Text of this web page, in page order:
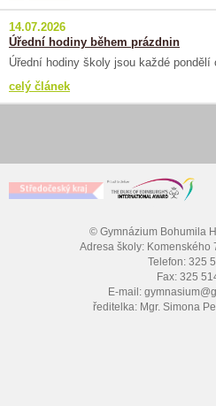
14.07.2026
Úřední hodiny během prázdnin
Úřední hodiny školy jsou každé pondělí
celý článek
© Gymnázium Bohumila
Adresa školy: Komenského
Telefon: 325
Fax: 325
E-mail:
ředitelka: Mgr. Simona